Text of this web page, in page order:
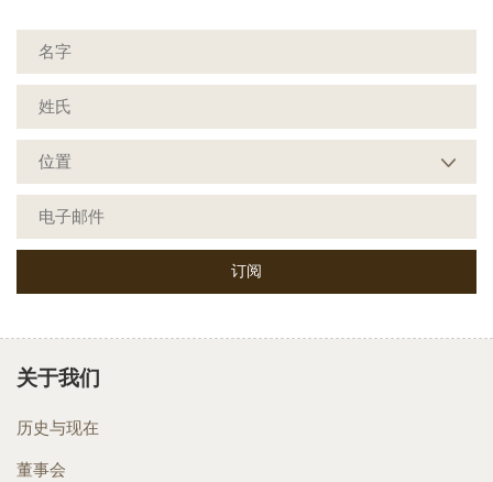
关于我们
历史与现在
董事会